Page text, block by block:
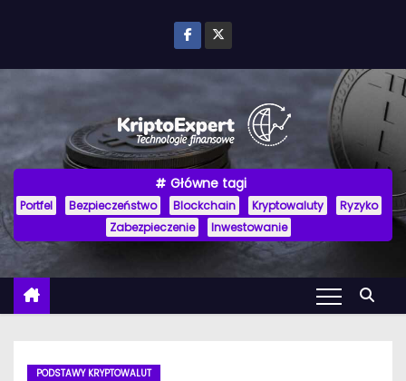
j
ź
o
t
ś
Główne tagi
Portfel Bezpieczeństwo Blockchain Kryptowaluty
Ryzyko
Zabezpieczenie
Inwestowanie
PODSTAWY KRYPTOWALUT